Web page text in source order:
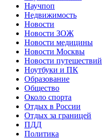
Научпоп
Недвижимость
Новости
Новости ЗОЖ
Новости медицины
Новости Москвы
Новости путешествий
Ноутбуки и ПК
Образование
Общество
Около спорта
Отдых в России
Отдых за границей
ПДД
Политика